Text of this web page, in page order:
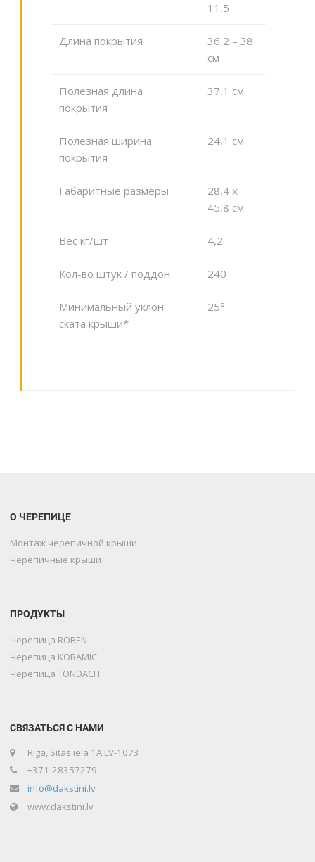
11,5
Длина покрытия
36,2 – 38
см
Полезная длина
покрытия
37,1 см
Полезная ширина
покрытия
24,1 см
Габаритные размеры
28,4 x
45,8 см
Вес кг/шт 4,2
Кол-во штук / поддон 240
Минимальный уклон
ската крыши*
25°
О ЧЕРЕПИЦЕ
Монтаж черепичной крыши
Черепичные крыши
ПРОДУКТЫ
Черепица ROBEN
Черепица KORAMIC
Черепица TONDACH
СВЯЗАТЬСЯ С НАМИ
Rīga, Sitas iela 1A LV-1073
+371-28357279
info@dakstini.lv
www.dakstini.lv